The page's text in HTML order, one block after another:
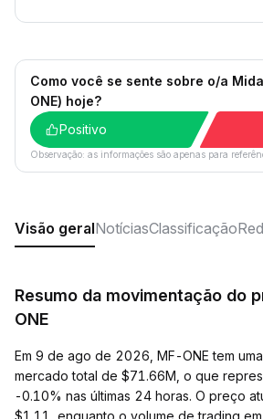
Como você se sente sobre o/a
ONE) hoje?
Positivo
Observação: as informações são apenas para
Visão geralNotíciasClassificação
Resumo da movimentação do
ONE
Em 9 de ago de 2026, MF-ONE tem
mercado total de $71.66M, o que
-0.10% nas últimas 24 horas. O preço
$1.11, enquanto o volume de trading